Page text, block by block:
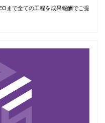
まで全ての工程を成果報酬でご提